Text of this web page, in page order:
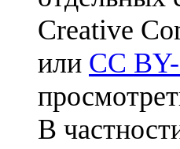
Creative
или CC
В